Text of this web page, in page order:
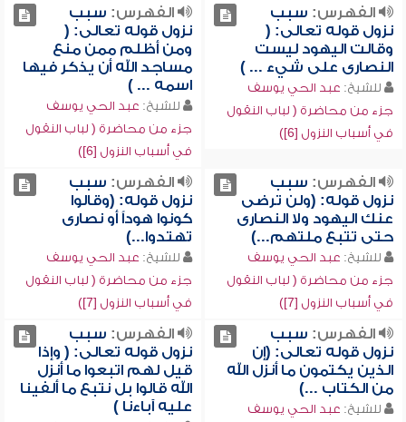
الفهرس: سبب
نزول قوله تعالى: (
وقالت اليهود ليست
النصارى على شيء ... )
للشيخ: عبد الحي يوسف
جزء من محاضرة ( لباب النقول
في أسباب النزول [6])
الفهرس: سبب
نزول قوله تعالى: (
ومن أظلم ممن منع
مساجد الله أن يذكر فيها
اسمه ... )
للشيخ: عبد الحي يوسف
جزء من محاضرة ( لباب النقول
في أسباب النزول [6])
الفهرس: سبب
نزول قوله: (ولن ترضى
عنك اليهود ولا النصارى
حتى تتبع ملتهم...)
للشيخ: عبد الحي يوسف
جزء من محاضرة ( لباب النقول
في أسباب النزول [7])
الفهرس: سبب
نزول قوله: (وقالوا
كونوا هوداً أو نصارى
تهتدوا...)
للشيخ: عبد الحي يوسف
جزء من محاضرة ( لباب النقول
في أسباب النزول [7])
الفهرس: سبب
نزول قوله تعالى: (إن
الذين يكتمون ما أنزل الله
من الكتاب ...)
للشيخ: عبد الحي يوسف
الفهرس: سبب
نزول قوله تعالى: ( وإذا
قيل لهم اتبعوا ما أنزل
الله قالوا بل نتبع ما ألفينا
عليه آباءنا )